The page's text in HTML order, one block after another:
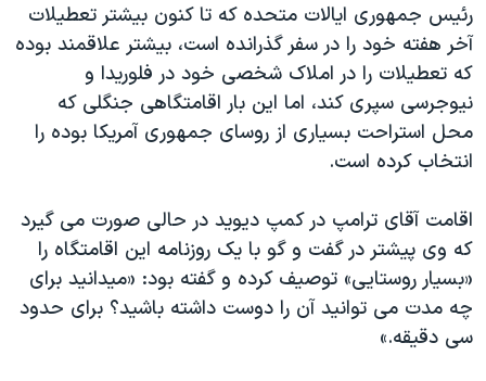
قانون شفافیت دارائی کادر رهبری ایران
اعتراضات مردمی آبان ۹۸
اسرائیل در جنگ
نرگس محمدی برنده جایزه نوبل صلح
صفحه‌های ویژه
سفر پرزیدنت ترامپ به چین
رئیس جمهوری ایالات متحده که تا کنون بیشتر تعطیلات
آخر هفته خود را در سفر گذرانده است، بیشتر علاقمند بوده
که تعطیلات را در املاک شخصی خود در فلوریدا و
نیوجرسی سپری کند، اما این بار اقامتگاهی جنگلی که
محل استراحت بسیاری از روسای جمهوری آمریکا بوده را
انتخاب کرده است.
اقامت آقای ترامپ در کمپ دیوید در حالی صورت می گیرد
که وی پیشتر در گفت و گو با یک روزنامه این اقامتگاه را
«بسیار روستایی» توصیف کرده و گفته بود: «میدانید برای
چه مدت می توانید آن را دوست داشته باشید؟ برای حدود
سی دقیقه.»